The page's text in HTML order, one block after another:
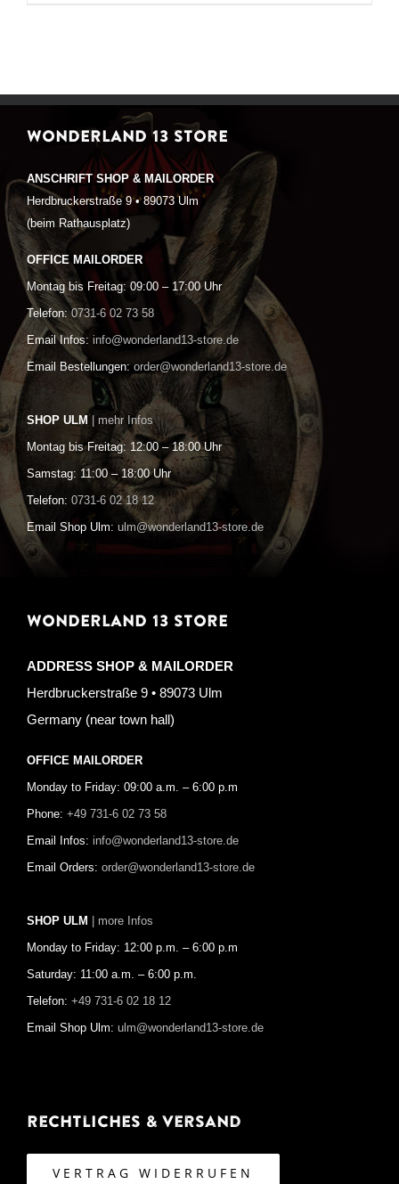
WONDERLAND 13 STORE
ANSCHRIFT SHOP & MAILORDER
Herdbruckerstraße 9 • 89073 Ulm
(beim Rathausplatz)
OFFICE MAILORDER
Montag bis Freitag: 09:00 – 17:00 Uhr
Telefon: 0731-6 02 73 58
Email Infos: info@wonderland13-store.de
Email Bestellungen: order@wonderland13-store.de
SHOP ULM | mehr Infos
Montag bis Freitag: 12:00 – 18:00 Uhr
Samstag: 11:00 – 18:00 Uhr
Telefon: 0731-6 02 18 12
Email Shop Ulm: ulm@wonderland13-store.de
WONDERLAND 13 STORE
ADDRESS SHOP & MAILORDER
Herdbruckerstraße 9 • 89073 Ulm
Germany (near town hall)
OFFICE MAILORDER
Monday to Friday: 09:00 a.m. – 6:00 p.m
Phone: +49 731-6 02 73 58
Email Infos: info@wonderland13-store.de
Email Orders: order@wonderland13-store.de
SHOP ULM | more Infos
Monday to Friday: 12:00 p.m. – 6:00 p.m
Saturday: 11:00 a.m. – 6:00 p.m.
Telefon: +49 731-6 02 18 12
Email Shop Ulm: ulm@wonderland13-store.de
Rechtliches & Versand
VERTRAG WIDERRUFEN